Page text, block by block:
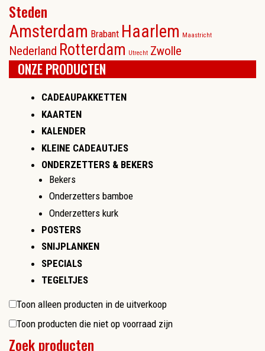
Steden
Amsterdam Brabant Haarlem Maastricht
Nederland Rotterdam Utrecht Zwolle
ONZE PRODUCTEN
CADEAUPAKKETTEN
KAARTEN
KALENDER
KLEINE CADEAUTJES
ONDERZETTERS & BEKERS
Bekers
Onderzetters bamboe
Onderzetters kurk
POSTERS
SNIJPLANKEN
SPECIALS
TEGELTJES
Toon alleen producten in de uitverkoop
Toon producten die niet op voorraad zijn
Zoek producten